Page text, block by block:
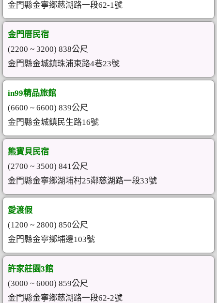
金門縣金寧鄉慈湖路一段62-1號
金門厝民宿
(2200 ~ 3200) 838公尺
金門縣金城鎮珠浦東路4巷23號
in99精品旅館
(6600 ~ 6600) 839公尺
金門縣金城鎮民生路16號
熊寶貝民宿
(2700 ~ 3500) 841公尺
金門縣金寧鄉湖埔村25鄰慈湖路一段33號
愛渡假
(1200 ~ 2800) 850公尺
金門縣金寧鄉埔邊103號
許家莊園3館
(3000 ~ 6000) 859公尺
金門縣金寧鄉慈湖路一段62-2號